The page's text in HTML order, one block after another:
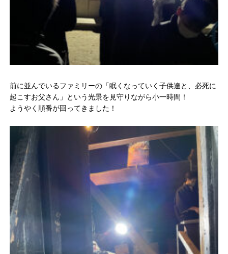
前に並んでいるファミリーの「眠くなっていく子供達と、必死に
起こすお父さん」という光景を見守りながら小一時間！
ようやく順番が回ってきました！